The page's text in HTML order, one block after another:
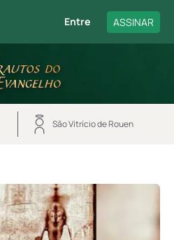
Entre ASSINAR
São Vitrício de Rouen